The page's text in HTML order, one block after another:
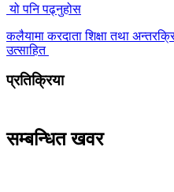
यो पनि पढ्नुहोस
कलैयामा करदाता शिक्षा तथा
उत्साहित
प्रतिक्रिया
सम्बन्धित खवर